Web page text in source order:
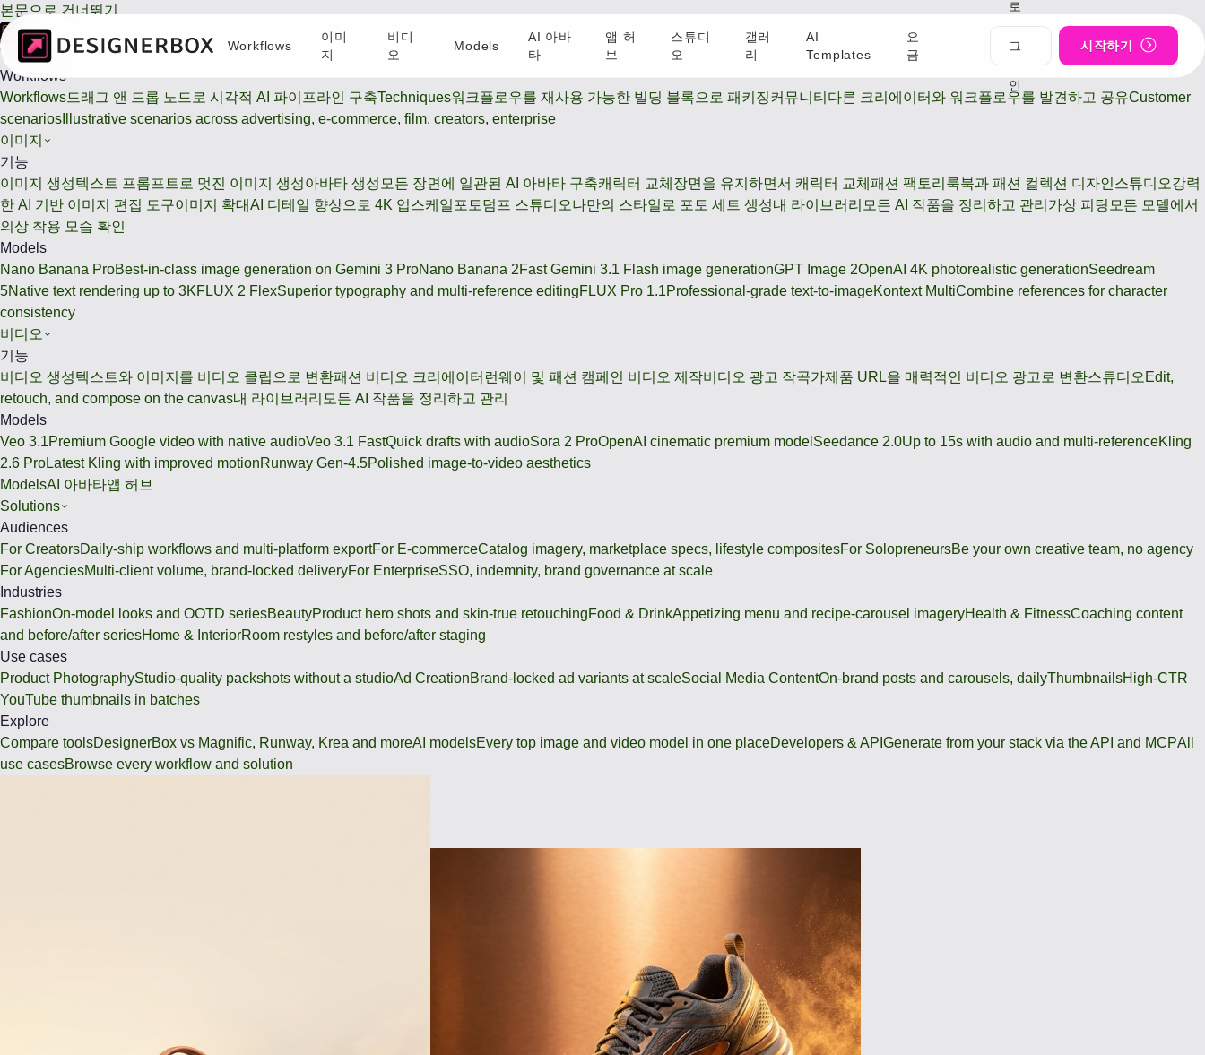
본문으로 건너뛰기
Workflows
Workflows
Workflows드래그 앤 드롭 노드로 시각적 AI 파이프라인 구축Techniques워크플로우를 재사용 가능한 빌딩 블록으로 패키징커뮤니티 다른 크리에이터와 워크플로우를 발견하고 공유Customer
scenarios Illustrative scenarios across advertising, e-commerce, film, creators, enterprise
이미지
기능
이미지 생성텍스트 프롬프트로 멋진 이미지 생성아바타 생성 모든 장면에 일관된 AI 아바타 구축캐릭터 교체 장면을 유지하면서 캐릭터 교체 패션 팩토리 룩북과 패션 컬렉션 디자인스튜디오강력
한 AI 기반 이미지 편집 도구이미지 확대AI 디테일 향상으로 4K 업스케일 포토덤프 스튜디오나만의 스타일로 포토 세트 생성내 라이브러리 모든 AI 작품을 정리하고 관리 가상 피팅 모든 모델에서
의상 착용 모습 확인
Models
Nano Banana ProBest-in-class image generation on Gemini 3 ProNano Banana 2Fast Gemini 3.1 Flash image generationGPT Image 2OpenAI 4K photorealistic generationSeedream
5Native text rendering up to 3KFLUX 2 FlexSuperior typography and multi-reference editingFLUX Pro 1.1Professional-grade text-to-imageKontext MultiCombine references for character
consistency
비디오
기능
비디오 생성텍스트와 이미지를 비디오 클립으로 변환패션 비디오 크리에이터 런웨이 및 패션 캠페인 비디오 제작비디오 광고 작곡가제품 URL을 매력적인 비디오 광고로 변환스튜디오 Edit,
retouch, and compose on the canvas내 라이브러리 모든 AI 작품을 정리하고 관리
Models
Veo 3.1Premium Google video with native audioVeo 3.1 FastQuick drafts with audioSora 2 ProOpenAI cinematic premium model Seedance 2.0Up to 15s with audio and multi-referenceKling
2.6 ProLatest Kling with improved motionRunway Gen-4.5Polished image-to-video aesthetics
ModelsAI 아바타앱 허브
Solutions
Audiences
For CreatorsDaily-ship workflows and multi-platform exportFor E-commerceCatalog imagery, marketplace specs, lifestyle compositesFor SolopreneursBe your own creative team, no agency
For AgenciesMulti-client volume, brand-locked deliveryFor EnterpriseSSO, indemnity, brand governance at scale
Industries
FashionOn-model looks and OOTD seriesBeautyProduct hero shots and skin-true retouchingFood & DrinkAppetizing menu and recipe-carousel imageryHealth & FitnessCoaching content
and before/after seriesHome & InteriorRoom restyles and before/after staging
Use cases
Product PhotographyStudio-quality packshots without a studioAd CreationBrand-locked ad variants at scaleSocial Media ContentOn-brand posts and carousels, dailyThumbnailsHigh-CTR
YouTube thumbnails in batches
Explore
Compare toolsDesignerBox vs Magnific, Runway, Krea and moreAI modelsEvery top image and video model in one placeDevelopers & API Generate from your stack via the API and MCPAll
use casesBrowse every workflow and solution
Workflows
이미
지
비디
오
Models
AI 아바
타
앱 허
브
스튜디
오
갤러
리
AI
Templates
요
금
로
그
인
시작하기